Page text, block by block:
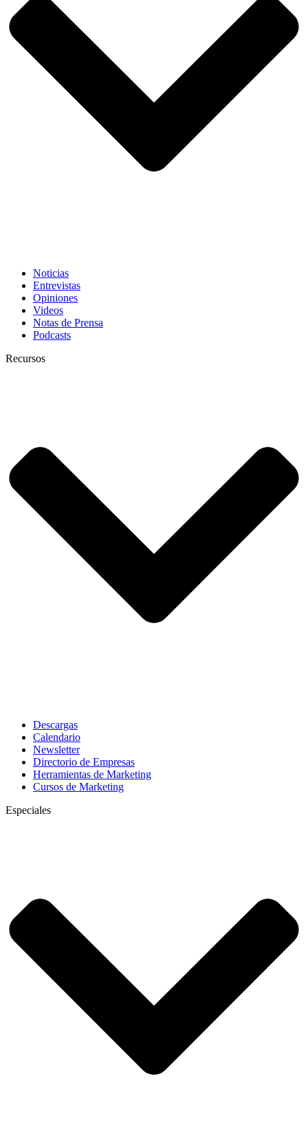
Noticias
Entrevistas
Opiniones
Videos
Notas de Prensa
Podcasts
Recursos
Descargas
Calendario
Newsletter
Directorio de Empresas
Herramientas de Marketing
Cursos de Marketing
Especiales